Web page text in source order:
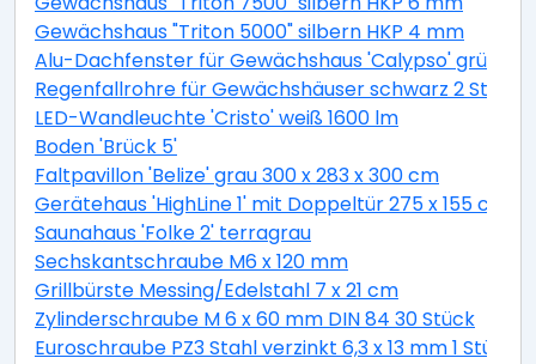
Gewächshaus "Triton 5000" silbern HKP 4 mm
Alu-Dachfenster für Gewächshaus 'Calypso' grün
Regenfallrohre für Gewächshäuser schwarz 2 Stück
LED-Wandleuchte 'Cristo' weiß 1600 lm
Boden 'Brück 5'
Faltpavillon 'Belize' grau 300 x 283 x 300 cm
Gerätehaus 'HighLine 1' mit Doppeltür 275 x 155 cm
Saunahaus 'Folke 2' terragrau
Sechskantschraube M6 x 120 mm
Grillbürste Messing/Edelstahl 7 x 21 cm
Zylinderschraube M 6 x 60 mm DIN 84 30 Stück
Euroschraube PZ3 Stahl verzinkt 6,3 x 13 mm 1 Stück